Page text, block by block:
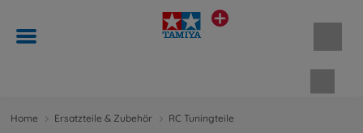
Home Ersatzteile & Zubehör RC Tuningteile